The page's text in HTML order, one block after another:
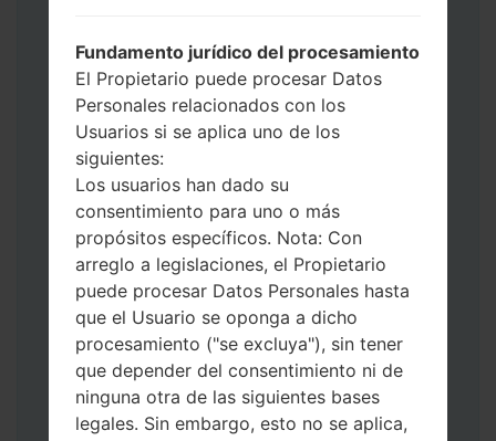
Presione y mantenga presionados la
tecla de Encendido, el botón de Subir
volumen y la tecla de Bixby.
Presione y mantenga presionadas las
teclas de Subir y de Bajar volumen y
luego conecte un cable USB.
Presione y mantenga presionados la
tecla de Encendido, el botón de Bajar
volumen y la tecla de Inicio.
Conecte un cable USB, luego
mantenga presionados el botón de Bixby
y la tecla de Bajar volumen.
Presione y mantenga presionados la
tecla de Encendido y el botón de Subir
volumen.
Fundamento jurídico del procesamiento
El Propietario puede procesar Datos
Personales relacionados con los
Usuarios si se aplica uno de los
siguientes:
Los usuarios han dado su
consentimiento para uno o más
propósitos específicos. Nota: Con
arreglo a legislaciones, el Propietario
puede procesar Datos Personales hasta
que el Usuario se oponga a dicho
procesamiento ("se excluya"), sin tener
que depender del consentimiento ni de
ninguna otra de las siguientes bases
legales. Sin embargo, esto no se aplica,